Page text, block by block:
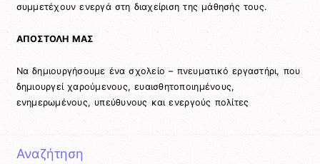
συμμετέχουν ενεργά στη διαχείριση της μάθησής τους.
ΑΠΟΣΤΟΛΗ ΜΑΣ
Να δημιουργήσουμε ένα σχολείο – πνευματικό εργαστήρι, που
δημιουργεί χαρούμενους, ευαισθητοποιημένους,
ενημερωμένους, υπεύθυνους και ενεργούς πολίτες
Αναζήτηση